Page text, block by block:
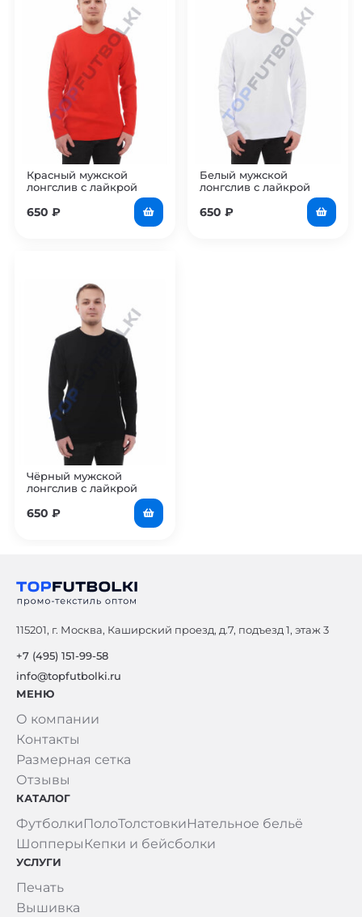
Красный мужской
лонгслив с лайкрой
650 ₽
Белый мужской
лонгслив с лайкрой
650 ₽
Чёрный мужской
лонгслив с лайкрой
650 ₽
115201, г. Москва, Каширский проезд, д.7, подъезд 1, этаж 3
+7 (495) 151-99-58
info@topfutbolki.ru
МЕНЮ
О компании
Контакты
Размерная сетка
Отзывы
КАТАЛОГ
ФутболкиПолоТолстовкиНательное бельё
Шопперы Кепки и бейсболки
УСЛУГИ
Печать
Вышивка